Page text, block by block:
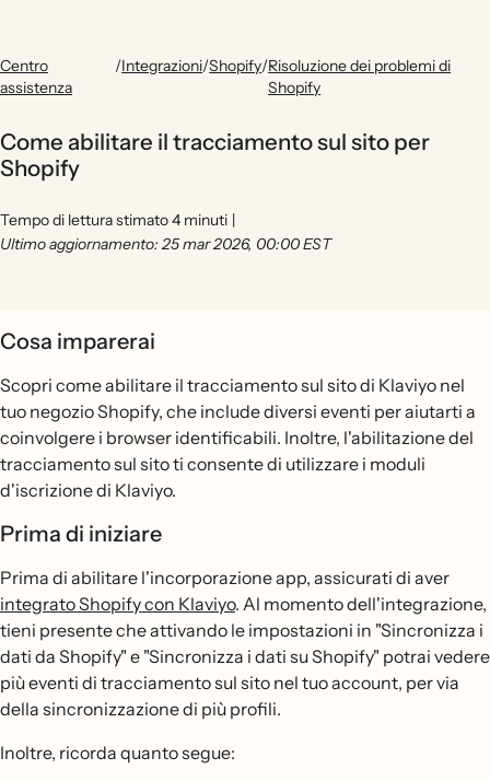
Centro
assistenza
/Integrazioni/Shopify/Risoluzione dei problemi di
Shopify
Come abilitare il tracciamento sul sito per
Shopify
Tempo di lettura stimato 4 minuti |
Ultimo aggiornamento: 25 mar 2026, 00:00 EST
Cosa imparerai
Scopri come abilitare il tracciamento sul sito di Klaviyo nel
tuo negozio Shopify, che include diversi eventi per aiutarti a
coinvolgere i browser identificabili. Inoltre, l'abilitazione del
tracciamento sul sito ti consente di utilizzare i moduli
d'iscrizione di Klaviyo.
Prima di iniziare
Prima di abilitare l'incorporazione app, assicurati di aver
integrato Shopify con Klaviyo. Al momento dell'integrazione,
tieni presente che attivando le impostazioni in "Sincronizza i
dati da Shopify" e "Sincronizza i dati su Shopify" potrai vedere
più eventi di tracciamento sul sito nel tuo account, per via
della sincronizzazione di più profili.
Inoltre, ricorda quanto segue: